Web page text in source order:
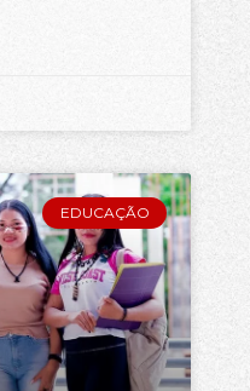
EDUCAÇÃO